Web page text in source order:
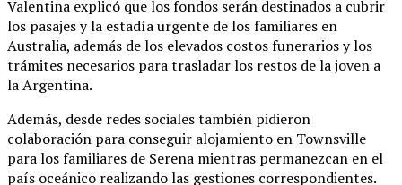
Valentina explicó que los fondos serán destinados a cubrir
los pasajes y la estadía urgente de los familiares en
Australia, además de los elevados costos funerarios y los
trámites necesarios para trasladar los restos de la joven a
la Argentina.
Además, desde redes sociales también pidieron
colaboración para conseguir alojamiento en Townsville
para los familiares de Serena mientras permanezcan en el
país oceánico realizando las gestiones correspondientes.